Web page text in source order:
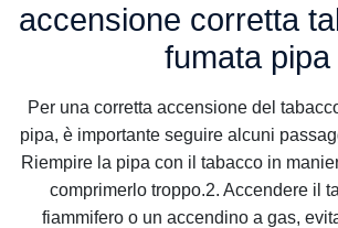
accensione corretta
fumata pipa
Per una corretta accensione del
pipa, è importante seguire alcuni
Riempire la pipa con il tabacco in
comprimerlo troppo.2. Accendere il
fiammifero o un accendino a gas,